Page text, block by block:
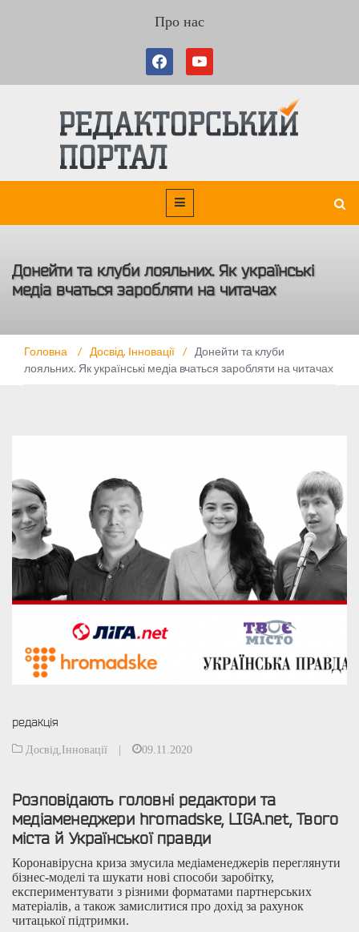
Про нас
Донейти та клуби лояльних. Як українські
медіа вчаться заробляти на читачах
Головна / Досвід, Інновації /
Донейти та клуби
лояльних. Як українські медіа вчаться заробляти на читачах
редакція
Досвід Інновації | 09.11.2020
Розповідають головні редактори та
медіаменеджери hromadske, LIGA.net, Твого
міста й Української правди
Коронавірусна криза змусила медіаменеджерів переглянути
бізнес-моделі та шукати нові способи заробітку,
експериментувати з різними форматами партнерських
матеріалів, а також замислитися про дохід за рахунок
читацької підтримки.